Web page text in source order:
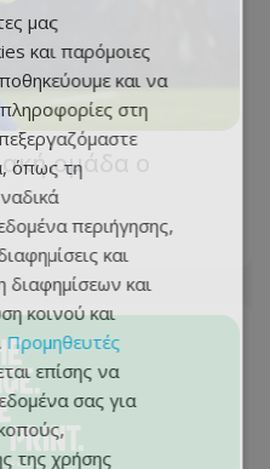
ομάδα ο
μας
και παρόμοιες
και να
στη
όπως τη
περιήγησης,
και
διαφημίσεων και
κοινού και
Προμηθευτές
επίσης να
σας για
της χρήσης